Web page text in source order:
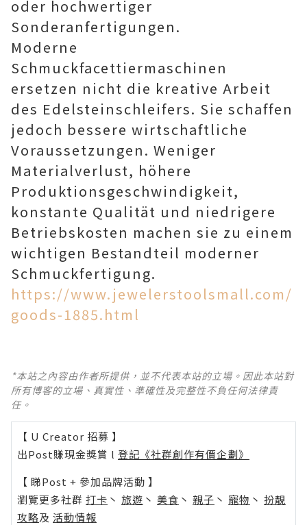
oder hochwertiger
Sonderanfertigungen.
Moderne
Schmuckfacettiermaschinen
ersetzen nicht die kreative Arbeit
des Edelsteinschleifers. Sie schaffen
jedoch bessere wirtschaftliche
Voraussetzungen. Weniger
Materialverlust, höhere
Produktionsgeschwindigkeit,
konstante Qualität und niedrigere
Betriebskosten machen sie zu einem
wichtigen Bestandteil moderner
Schmuckfertigung.
https://www.jewelerstoolsmall.com/
goods-1885.html
*本站之內容由作者所提供，並不代表本站的立場。因此本站對
所有博客的立場、真實性、準確性及完整性不負任何法律責
任。
【 U Creator 招募 】
出Post賺現金獎賞 l 登記《社群創作有價企劃》
【 睇Post + 參加品牌活動 】
瀏覽更多社群 打卡 丶 旅遊 丶 美食 丶 親子 丶 寵物 丶 扮靚
攻略及 活動情報